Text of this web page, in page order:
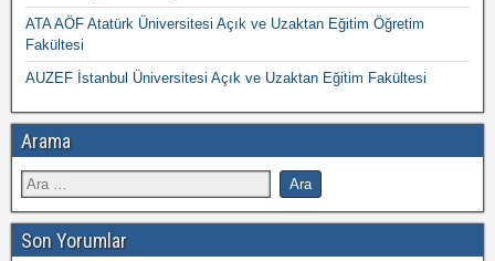
ATA AÖF Atatürk Üniversitesi Açık ve Uzaktan Eğitim Öğretim
Fakültesi
AUZEF İstanbul Üniversitesi Açık ve Uzaktan Eğitim Fakültesi
Arama
Son Yorumlar